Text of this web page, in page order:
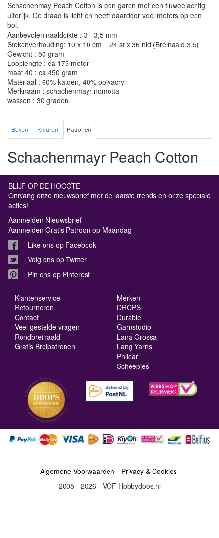
Schachenmay Peach Cotton is een garen met een fluweelachtig
uiterlijk. De draad is licht en heeft daardoor veel meters op een
bol.
Aanbevolen naalddikte : 3 - 3,5 mm
Stekenverhouding: 10 x 10 cm = 24 st x 36 nld (Breinaald 3,5)
Gewicht : 50 gram
Looplengte : ca 175 meter
maat 40 : ca 450 gram
Materiaal : 60% katoen, 40% polyacryl
Merknaam : schachenmayr nomotta
wassen : 30 graden
Boven Kleuren Patronen
Schachenmayr Peach Cotton
BLIJF OP DE HOOGTE
Ontvang onze nieuwsbrief met de laatste trends en onze speciale
acties!
Aanmelden Nieuwsbrief
Aanmelden Gratis Patroon op Maandag
Like ons op Facebook
Volg ons op Twitter
Pin ons op Pinterest
Klantenservice
Retourneren
Contact
Veel gestelde vragen
Rondbreinaald
Gratis Breipatronen
Merken
DROPS
Durable
Garnstudio
Lana Grossa
Lang Yarns
Phildar
Scheepjes
Algemene Voorwaarden
Privacy & Cookies
2005 - 2026 - VOF Hobbydoos.nl